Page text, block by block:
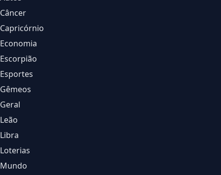
Câncer
Capricórnio
Economia
Escorpião
Esportes
Gêmeos
Geral
Leão
Libra
Loterias
Mundo